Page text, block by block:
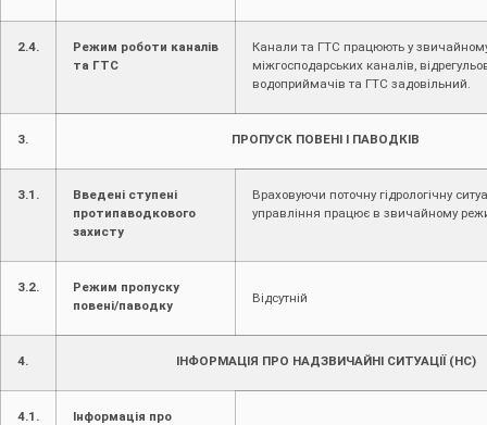
2.4.
Режим роботи каналів
та ГТС
Канали та ГТС працюють у
міжгосподарських каналів,
водоприймачів та ГТС задовільний.
3. ПРОПУСК ПОВЕНІ І ПАВОДКІВ
3.1.
Введені ступені
протипаводкового
захисту
Враховуючи поточну гідрологічну
управління працює в звичайному
3.2.
Режим пропуску
повені/паводку
Відсутній
4. ІНФОРМАЦІЯ ПРО НАДЗВИЧАЙНІ СИТУАЦІЇ (НС)
4.1.
Інформація про